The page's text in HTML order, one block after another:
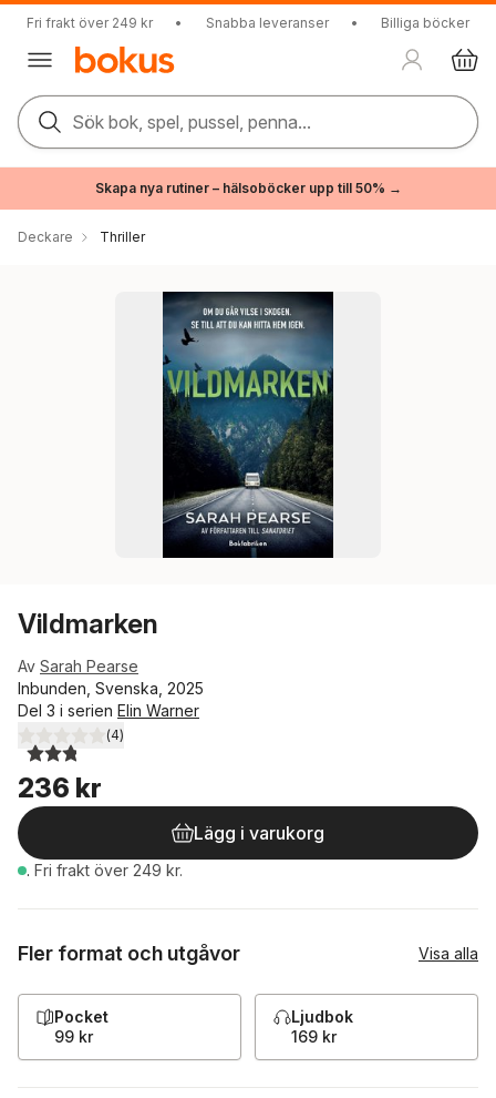
Fri frakt över 249 kr • Snabba leveranser • Billiga böcker
Sök bok, spel, pussel, penna...
Skapa nya rutiner – hälsoböcker upp till 50% →
Deckare Thriller
Vildmarken
Av Sarah Pearse
Inbunden, Svenska, 2025
Del 3 i serien Elin Warner
2,8utav 5 stjärnor. Totalt antal röster:
(4)
236 kr
Lägg i varukorg
. Fri frakt över 249 kr.
Fler format och utgåvor Visa alla
Pocket
99 kr
Ljudbok
169 kr